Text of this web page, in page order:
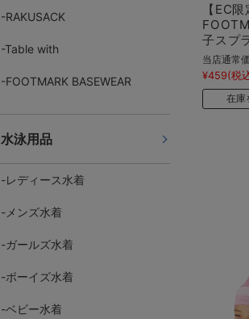
【EC限
子スプ
当店通常
¥459(税
在庫
RAKUSACK
Table with
FOOTMARK BASEWEAR
水泳用品
レディース水着
メンズ水着
ガールズ水着
ボーイズ水着
ベビー水着